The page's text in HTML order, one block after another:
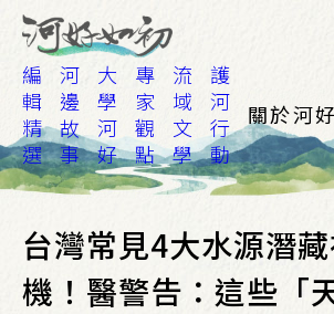
編
輯
精
選
河
邊
故
事
大
學
河
好
專
家
觀
點
流
域
文
學
護
河
行
動
關於河
台灣常見4大水源潛
機！醫警告：這些「